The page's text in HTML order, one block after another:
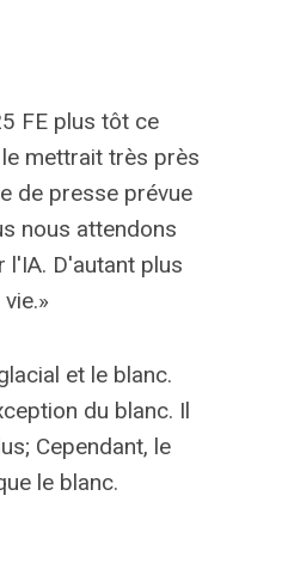
FE plus tôt ce
mettrait très près
de presse prévue
nous attendons
D'autant plus
et le blanc.
du blanc. Il
Cependant, le
le blanc.